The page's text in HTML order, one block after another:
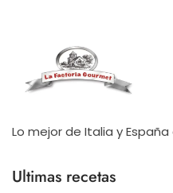
Lo mejor de Italia y
Ultimas recetas